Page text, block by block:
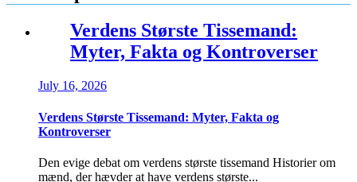
Verdens Største Tissemand:
Myter, Fakta og Kontroverser
July 16, 2026
Verdens Største Tissemand: Myter, Fakta og
Kontroverser
Den evige debat om verdens største tissemand Historier om
mænd, der hævder at have verdens største...